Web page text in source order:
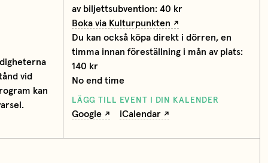
vid
kan
av biljettsubvention: 40 kr
Boka via Kulturpunkten
Du kan också köpa direkt i dörren, en
timma innan föreställning i mån av plats:
140 kr
No end time
LÄGG TILL EVENT I DIN KALENDER
Google iCalendar